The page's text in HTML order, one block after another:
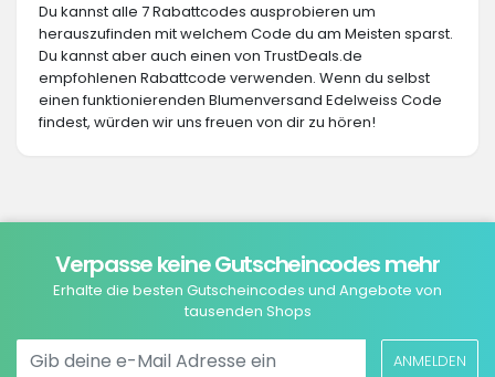
Du kannst alle 7 Rabattcodes ausprobieren um
herauszufinden mit welchem Code du am Meisten sparst.
Du kannst aber auch einen von TrustDeals.de
empfohlenen Rabattcode verwenden. Wenn du selbst
einen funktionierenden Blumenversand Edelweiss Code
findest, würden wir uns freuen von dir zu hören!
Verpasse keine Gutscheincodes mehr
Erhalte die besten Gutscheincodes und Angebote von
tausenden Shops
ANMELDEN